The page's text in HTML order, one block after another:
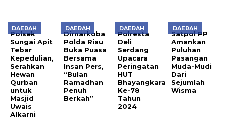
DAERAH
Polsek
Sungai Apit
Tebar
Kepedulian,
Serahkan
Hewan
Qurban
untuk
Masjid
Uwais
Alkarni
DAERAH
Dirnarkoba
Polda Riau
Buka Puasa
Bersama
Insan Pers,
“Bulan
Ramadhan
Penuh
Berkah”
DAERAH
Polresta
Deli
Serdang
Upacara
Peringatan
HUT
Bhayangkara
Ke-78
Tahun
2024
DAERAH
Satpol PP
Amankan
Puluhan
Pasangan
Muda-Mudi
Dari
Sejumlah
Wisma